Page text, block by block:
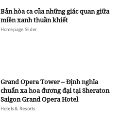
Bản hòa ca của những giác quan giữa
miền xanh thuần khiết
Homepage Slider
Grand Opera Tower – Định nghĩa
chuẩn xa hoa đương đại tại Sheraton
Saigon Grand Opera Hotel
Hotels & Resorts